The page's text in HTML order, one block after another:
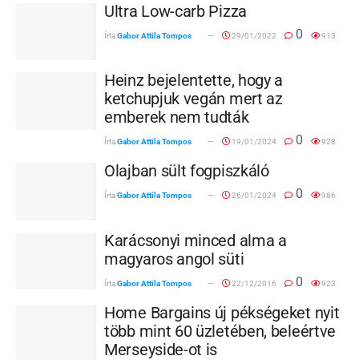
Ultra Low-carb Pizza
ÍrtaGabor Attila Tompos 29/01/2022 0 913
Heinz bejelentette, hogy a
ketchupjuk vegán mert az
emberek nem tudták
ÍrtaGabor Attila Tompos 19/01/2024 0 928
Olajban sült fogpiszkáló
ÍrtaGabor Attila Tompos 26/01/2024 0 986
Karácsonyi minced alma a
magyaros angol süti
ÍrtaGabor Attila Tompos 22/12/2016 0 923
Home Bargains új pékségeket nyit
több mint 60 üzletében, beleértve
Merseyside-ot is